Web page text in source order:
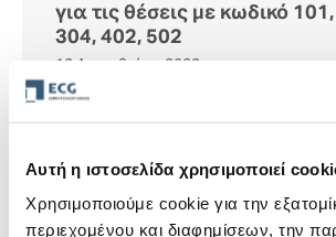
Αυτή η ιστοσελίδα χρησιμοποιεί
Χρησιμοποιούμε cookie για την
περιεχομένου και διαφημίσεων, την
για τις θέσεις με κωδικό
304, 402, 502
12 Δεκεμβρίου, 2022
ΠΡΟΚΗΡΥΞΗ 1/2022 – ΑΝΑΚΟΙΝΩΣΗ: Η
Περισσότερα